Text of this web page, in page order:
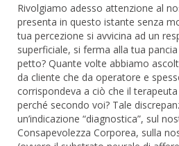
Rivolgiamo adesso attenzione al
presenta in questo istante senza
tua percezione si avvicina ad un
superficiale, si ferma alla tua
petto? Quante volte abbiamo
da cliente che da operatore e
corrispondeva a ciò che il
perché secondo voi? Tale
un’indicazione “diagnostica”, sul
Consapevolezza Corporea, sulla